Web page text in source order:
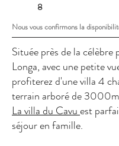
8
Nous vous confirmons la
Située près de la célèbre
Longa, avec une petite
profiterez d'une villa 4
terrain arboré de
La villa du Cavuest
séjour en famille.